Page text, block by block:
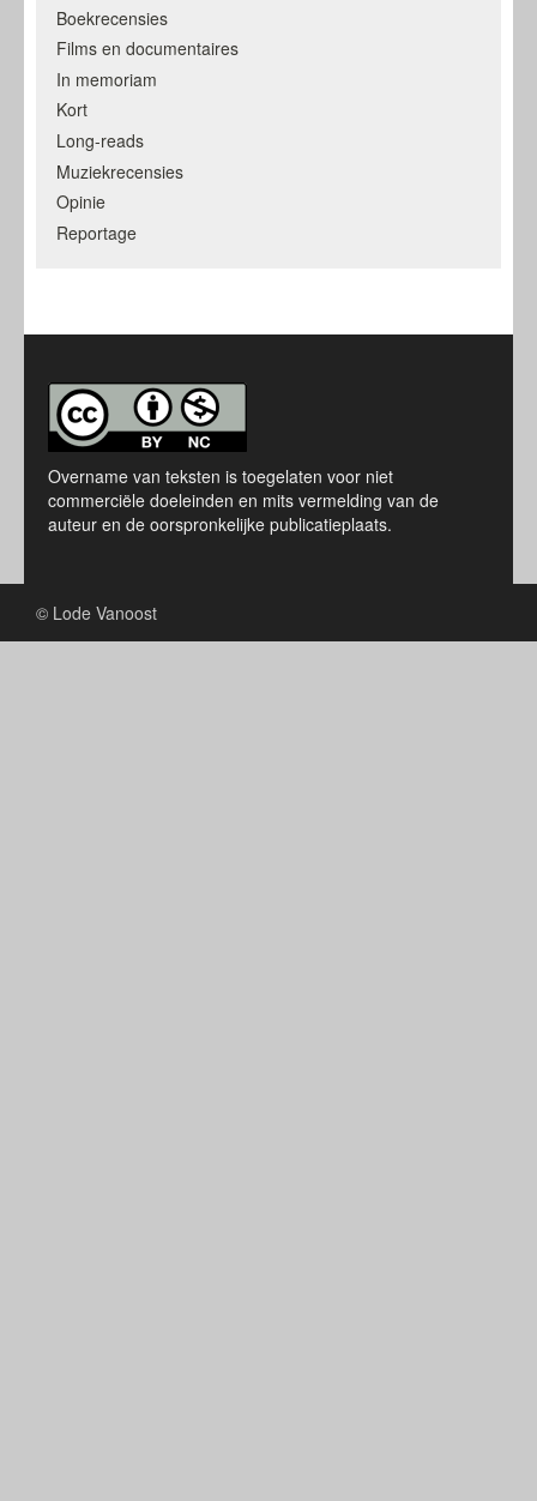
Boekrecensies
Films en documentaires
In memoriam
Kort
Long-reads
Muziekrecensies
Opinie
Reportage
Overname van teksten is toegelaten voor niet
commerciële doeleinden en mits vermelding van de
auteur en de oorspronkelijke publicatieplaats.
© Lode Vanoost